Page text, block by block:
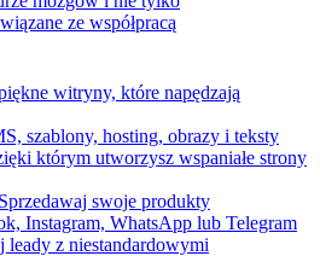
ze współpracą
witryny, które napędzają
szablony, hosting, obrazy i teksty
którym utworzysz wspaniałe strony
Sprzedawaj swoje produkty
Instagram, WhatsApp lub Telegram
leady z niestandardowymi